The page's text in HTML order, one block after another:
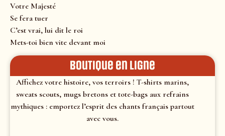
Votre Majesté
Se fera tuer
C’est vrai, lui dit le roi
Mets-toi bien vite devant moi
Boutique en ligne
Affichez votre histoire, vos terroirs ! T-shirts marins,
sweats scouts, mugs bretons et tote-bags aux refrains
mythiques : emportez l’esprit des chants français partout
avec vous.